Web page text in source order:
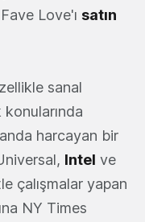
Love'ı satın
sanal
konularında
harcayan bir
Intel ve
çalışmalar yapan
NY Times